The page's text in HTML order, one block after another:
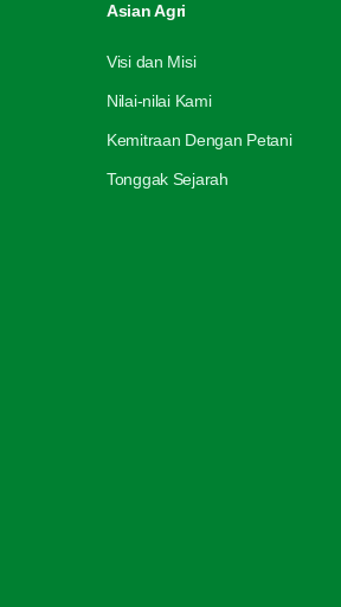
Asian Agri
Visi dan Misi
Nilai-nilai Kami
Kemitraan Dengan Petani
Tonggak Sejarah